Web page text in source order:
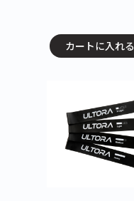
カートに入れる